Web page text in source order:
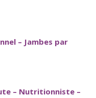
– Jambes par
– Nutritionniste –